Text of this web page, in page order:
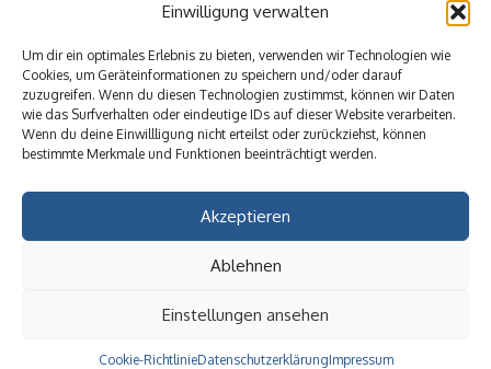
Einwilligung verwalten
Um dir ein optimales Erlebnis zu bieten, verwenden wir Technologien wie
Cookies, um Geräteinformationen zu speichern und/oder darauf
zuzugreifen. Wenn du diesen Technologien zustimmst, können wir Daten
wie das Surfverhalten oder eindeutige IDs auf dieser Website verarbeiten.
Wenn du deine Einwillligung nicht erteilst oder zurückziehst, können
bestimmte Merkmale und Funktionen beeinträchtigt werden.
Akzeptieren
Ablehnen
Einstellungen ansehen
Cookie-RichtlinieDatenschutzerklärungImpressum
Geschäftskontos für kleine Unternehmen
Hilton Worldwide: Eine Ikone der globalen
Hotellerie im Wandel der Zeit